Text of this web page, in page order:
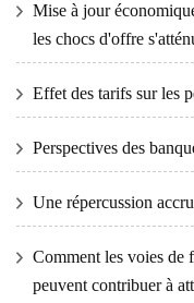
Mise à jour
les chocs d'offre
Effet des tarifs sur les
Perspectives des
Une répercussion
Comment les voies de
peuvent contribuer à